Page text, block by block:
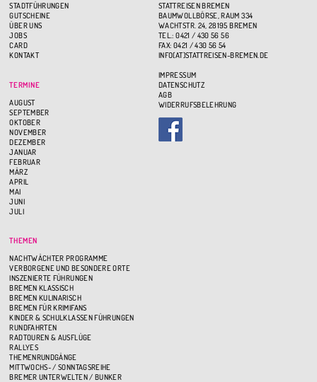
STADTFÜHRUNGEN
GUTSCHEINE
ÜBER UNS
JOBS
CARD
KONTAKT
TERMINE
AUGUST
SEPTEMBER
OKTOBER
NOVEMBER
DEZEMBER
JANUAR
FEBRUAR
MÄRZ
APRIL
MAI
JUNI
JULI
THEMEN
NACHTWÄCHTER PROGRAMME
VERBORGENE UND BESONDERE ORTE
INSZENIERTE FÜHRUNGEN
BREMEN KLASSISCH
BREMEN KULINARISCH
BREMEN FÜR KRIMIFANS
KINDER & SCHULKLASSEN FÜHRUNGEN
RUNDFAHRTEN
RADTOUREN & AUSFLÜGE
RALLYES
THEMENRUNDGÄNGE
MITTWOCHS- / SONNTAGSREIHE
BREMER UNTERWELTEN / BUNKER
STATTREISEN BREMEN
BAUMWOLLBÖRSE, RAUM 334
WACHTSTR. 24, 28195 BREMEN
TEL.: 0421 / 430 56 56
FAX: 0421 / 430 56 54
INFO(AT)STATTREISEN-BREMEN.DE
IMPRESSUM
DATENSCHUTZ
AGB
WIDERRUFSBELEHRUNG